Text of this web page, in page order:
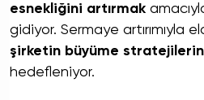
esnekliğini artırmak
gidiyor. Sermaye artırımıyla
şirketin büyüme
hedefleniyor.